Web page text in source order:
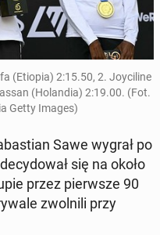
(Etiopia) 2:15.50, 2. Joy­ci­li­ne
(Ho­lan­dia) 2:19.00. (Fot.
Getty Images)
Sawe wygrał po
się na około
przez pierw­sze 90
zwol­ni­li przy